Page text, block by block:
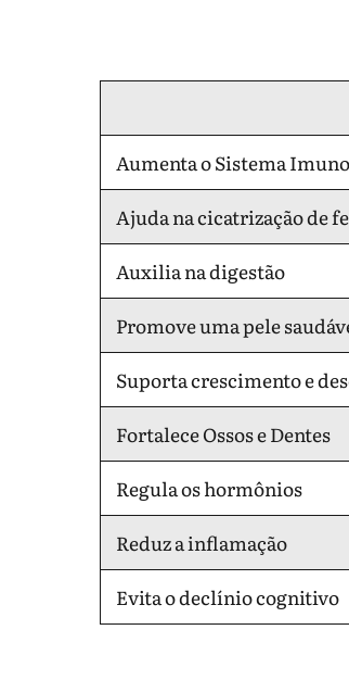
Aumenta o Sistema
Ajuda na cicatrização de
Auxilia na digestão
Promove uma pele
Suporta crescimento e
Fortalece Ossos e Dentes
Regula os hormônios
Reduz a inflamação
Evita o declínio cognitivo